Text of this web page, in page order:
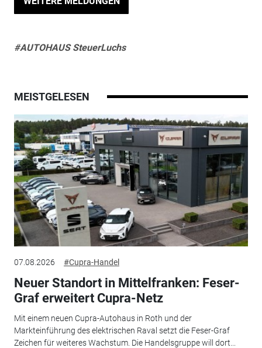
#AUTOHAUS SteuerLuchs
MEISTGELESEN
07.08.2026 #Cupra-Handel
Neuer Standort in Mittelfranken: Feser-
Graf erweitert Cupra-Netz
Mit einem neuen Cupra-Autohaus in Roth und der
Markteinführung des elektrischen Raval setzt die Feser-Graf
Zeichen für weiteres Wachstum. Die Handelsgruppe will dort...